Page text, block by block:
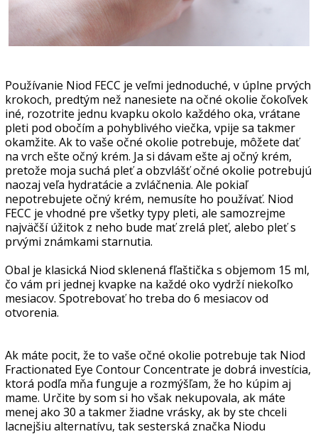
Používanie Niod FECC je veľmi jednoduché, v úplne prvých
krokoch, predtým než nanesiete na očné okolie čokoľvek
iné, rozotrite jednu kvapku okolo každého oka, vrátane
pleti pod obočím a pohyblivého viečka, vpije sa takmer
okamžite. Ak to vaše očné okolie potrebuje, môžete dať
na vrch ešte očný krém. Ja si dávam ešte aj očný krém,
pretože moja suchá pleť a obzvlášť očné okolie potrebujú
naozaj veľa hydratácie a zvláčnenia. Ale pokiaľ
nepotrebujete očný krém, nemusíte ho používať. Niod
FECC je vhodné pre všetky typy pleti, ale samozrejme
najväčší úžitok z neho bude mať zrelá pleť, alebo pleť s
prvými známkami starnutia.
Obal je klasická Niod sklenená fľaštička s objemom 15 ml,
čo vám pri jednej kvapke na každé oko vydrží niekoľko
mesiacov. Spotrebovať ho treba do 6 mesiacov od
otvorenia.
Ak máte pocit, že to vaše očné okolie potrebuje tak Niod
Fractionated Eye Contour Concentrate je dobrá investícia,
ktorá podľa mňa funguje a rozmýšľam, že ho kúpim aj
mame. Určite by som si ho však nekupovala, ak máte
menej ako 30 a takmer žiadne vrásky, ak by ste chceli
lacnejšiu alternatívu, tak sesterská značka Niodu